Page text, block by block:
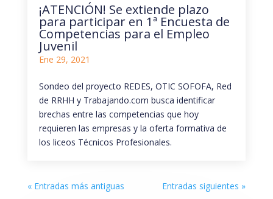
¡ATENCIÓN! Se extiende plazo
para participar en 1ª Encuesta de
Competencias para el Empleo
Juvenil
Ene 29, 2021
Sondeo del proyecto REDES, OTIC SOFOFA, Red
de RRHH y Trabajando.com busca identificar
brechas entre las competencias que hoy
requieren las empresas y la oferta formativa de
los liceos Técnicos Profesionales.
« Entradas más antiguas Entradas siguientes »